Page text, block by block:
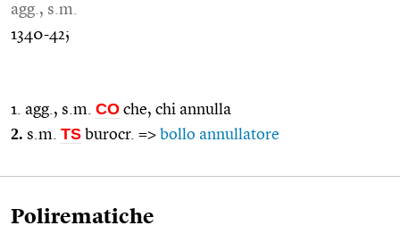
agg., s.m.
1340-42;
1. agg., s.m. CO che, chi annulla
2. s.m. TS burocr. => bollo annullatore
Polirematiche